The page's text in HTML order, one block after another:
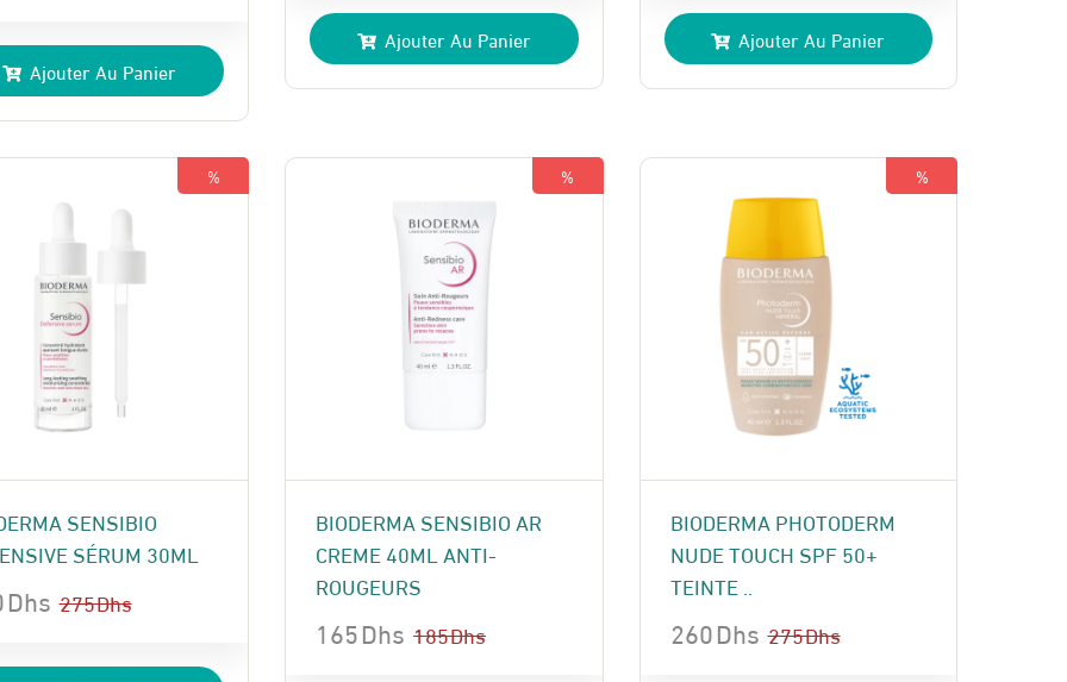
:
Dhs.
Dhs.
Ajouter Au Panier
prix
initial
était :
prix
actuel
est :
Ajouter Au Panier
prix
initial
était :
prix
actuel
est :
Ajouter Au Panier
%
SENSIBIO
SÉRUM 30ML
275Dhs
Dhs
%
BIODERMA SENSIBIO AR
CREME 40ML ANTI-
ROUGEURS
185Dhs
165Dhs
%
BIODERMA PHOTODERM
NUDE TOUCH SPF 50+
TEINTE ..
275Dhs
260Dhs